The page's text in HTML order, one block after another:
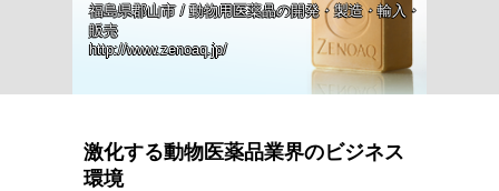
福島県郡山市 / 動物用医薬品の開発・製造・輸入・
販売
http://www.zenoaq.jp/
激化する動物医薬品業界のビジネス
環境